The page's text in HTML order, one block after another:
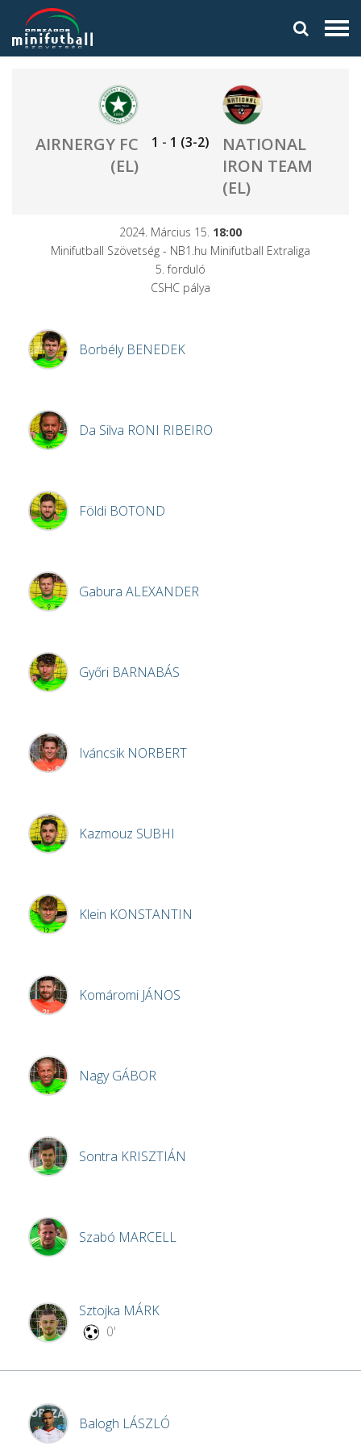
AIRNERGY FC
(EL)
1 - 1 (3-2)
NATIONAL
IRON TEAM
(EL)
2024. Március 15. 18:00
Minifutball Szövetség - NB1.hu Minifutball Extraliga
5. forduló
CSHC pálya
Borbély BENEDEK
Da Silva RONI RIBEIRO
Földi BOTOND
Gabura ALEXANDER
Győri BARNABÁS
Iváncsik NORBERT
Kazmouz SUBHI
Klein KONSTANTIN
Komáromi JÁNOS
NagyGÁBOR
Sontra KRISZTIÁN
Szabó MARCELL
Sztojka MÁRK
0'
Balogh LÁSZLÓ